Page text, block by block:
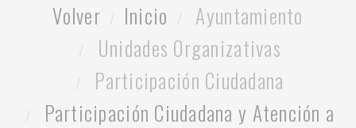
Volver Inicio
Ayuntamiento
Unidades Organizativas
Participación Ciudadana
Participación Ciudadana y Atención a